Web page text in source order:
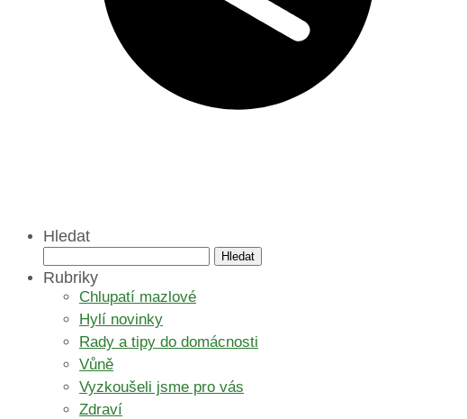
Hledat
Rubriky
Chlupatí mazlové
Hylí novinky
Rady a tipy do domácnosti
Vůně
Vyzkoušeli jsme pro vás
Zdraví